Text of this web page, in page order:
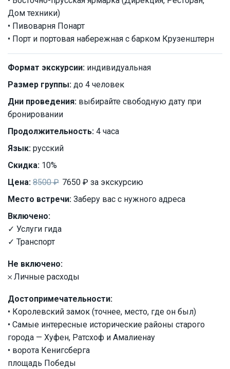
Дом техники)
• Пивоварня Понарт
• Порт и портовая набережная с барком Крузенштерн
Формат экскурсии: индивидуальная
Размер группы: до 4 человек
Дни проведения: выбирайте свободную дату при
бронировании
Продолжительность: 4 часа
Язык: русский
Скидка: 10%
Цена: 8500 ₽ 7650 ₽ за экскурсию
Место встречи: Заберу вас с нужного адреса
Включено:
✓ Услуги гида
✓ Транспорт
Не включено:
𐄂 Личные расходы
Достопримечательности:
• Королевский замок (точнее, место, где он был)
• Самые интересные исторические районы старого
города — Хуфен, Ратсхоф и Амалиенау
• ворота Кенигсберга
площадь Победы